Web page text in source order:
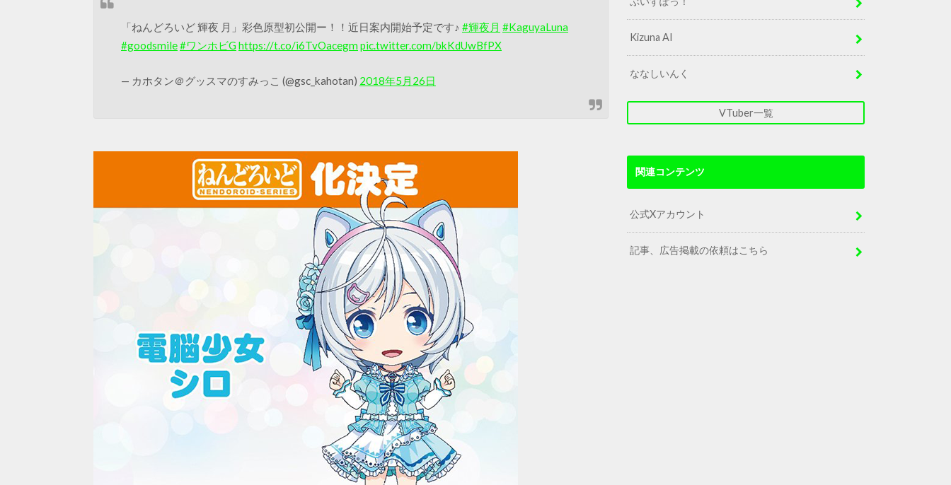
「ねんどろいど 輝夜 月」彩色原型初公開ー！！近日案内開始予定です♪ #輝夜月 #KaguyaLuna
#goodsmile#ワンホビG https://t.co/i6TvOacegm pic.twitter.com/bkKdUwBfPX
— カホタン＠グッスマのすみっこ (@gsc_kahotan) 2018年5月26日
Kizuna AI
ななしいんく
VTuber一覧
関連コンテンツ
公式Xアカウント
記事、広告掲載の依頼はこちら